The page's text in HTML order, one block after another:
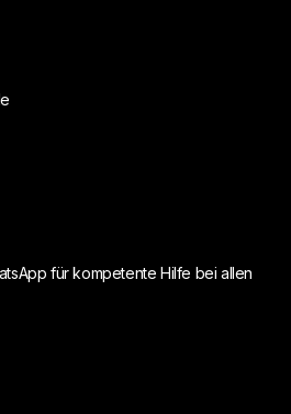
für kompetente Hilfe bei allen